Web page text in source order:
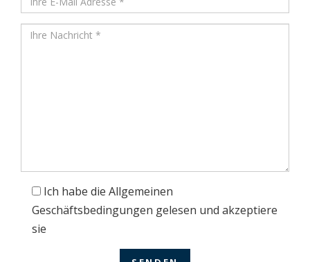
Ich habe die Allgemeinen
Geschäftsbedingungen gelesen und akzeptiere
sie